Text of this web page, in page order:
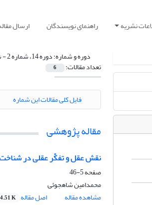
نشریه راهنمای نویسندگان ارسال
دوره و شماره:دوره 14، شماره 2 - شماره پیاپی 40، اسفند 1401، صفحه 1-200
تعداد مقالات: 6
فایل کلی مقالات این شماره
مقاله پژوهشی
نقش عقل و تفکّر عقلی در شناخت
صفحه5-46
محمدامین شاهجوئی
مشاهده مقاله
اصل مقاله K